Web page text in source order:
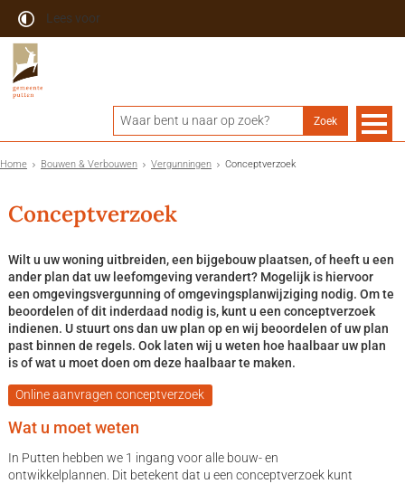
Lees voor
Home Bouwen & Verbouwen Vergunningen Conceptverzoek
Conceptverzoek
Wilt u uw woning uitbreiden, een bijgebouw plaatsen, of heeft u een
ander plan dat uw leefomgeving verandert? Mogelijk is hiervoor
een omgevingsvergunning of omgevingsplanwijziging nodig. Om te
beoordelen of dit inderdaad nodig is, kunt u een conceptverzoek
indienen. U stuurt ons dan uw plan op en wij beoordelen of uw plan
past binnen de regels. Ook laten wij u weten hoe haalbaar uw plan
is of wat u moet doen om deze haalbaar te maken.
Online aanvragen conceptverzoek
Wat u moet weten
In Putten hebben we 1 ingang voor alle bouw- en
ontwikkelplannen. Dit betekent dat u een conceptverzoek kunt